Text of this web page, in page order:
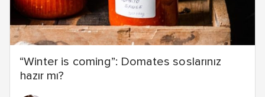
“Winter is coming”: Domates soslarınız
hazır mı?